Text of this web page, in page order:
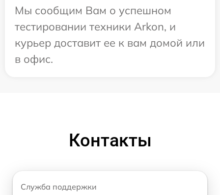
Мы сообщим Вам о успешном
тестировании техники Arkon, и
курьер доставит ее к вам домой или
в офис.
Контакты
Служба поддержки